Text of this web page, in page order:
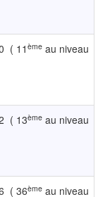
( 11ème au niveau
( 13ème au niveau
( 36ème au niveau